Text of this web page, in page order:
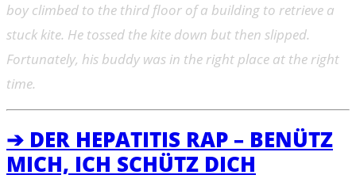
boy climbed to the third floor of a building to retrieve a
stuck kite. He tossed the kite down but then slipped.
Fortunately, his buddy was in the right place at the right
time.
➔ DER HEPATITIS RAP – BENÜTZ
MICH, ICH SCHÜTZ DICH